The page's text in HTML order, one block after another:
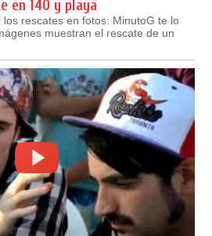
en 140 y playa
rescates en fotos: MinutoG te lo
muestran el rescate de un